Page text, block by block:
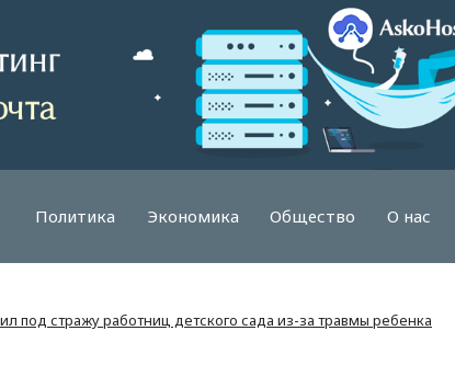
Политика Экономика Общество О нас
под стражу работниц детского сада из-за травмы ребенка